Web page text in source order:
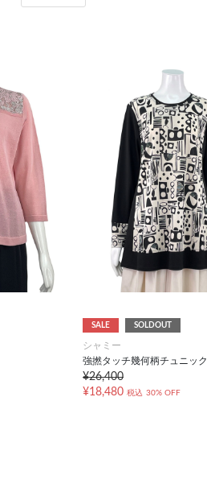
SALE SOLDOUT
シャミー
強撚タッチ幾何柄チュニック
¥26,400
¥18,480 税込 30% OFF